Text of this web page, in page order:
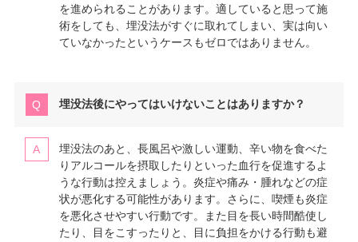
を進められることがあります。適していると思って施
術をしても、埋没法がすぐに取れてしまい、実は向い
ていなかったというケースもゼロではありません。
埋没法後にやってはいけないことはありますか？
埋没法のあと、長風呂や激しい運動、辛い物を食べた
りアルコールを摂取したりといった血行を促進するよ
うな行動は控えましょう。炎症や痛み・腫れなどの症
状が悪化する可能性があります。さらに、喫煙も炎症
を悪化させやすい行動です。また目を長い時間酷使し
たり、目をこすったりと、目に負担をかける行動も避